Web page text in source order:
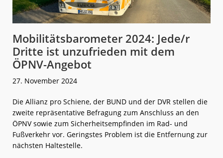
Mobilitätsbarometer 2024: Jede/r
Dritte ist unzufrieden mit dem
ÖPNV-Angebot
27. November 2024
Die Allianz pro Schiene, der BUND und der DVR stellen die
zweite repräsentative Befragung zum Anschluss an den
ÖPNV sowie zum Sicherheitsempfinden im Rad- und
Fußverkehr vor. Geringstes Problem ist die Entfernung zur
nächsten Haltestelle.